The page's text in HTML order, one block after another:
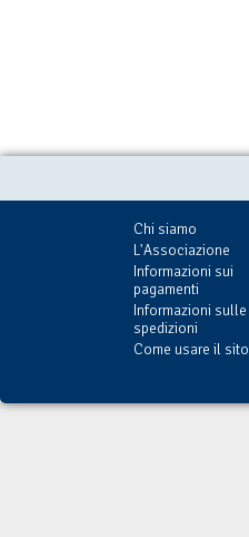
Chi siamo
L'Associazione
Informazioni sui
pagamenti
Informazioni sulle
spedizioni
Come usare il sito